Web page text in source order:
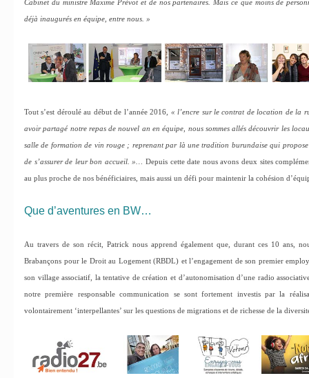
Cabinet du ministre Maxime Prévot et de nos partenaires. Mais ce que moins de
déjà inaugurés en équipe, entre nous. »
Tout s’est déroulé au début de l’année 2016, « l’encre sur le contrat de location de la
avoir partagé notre repas de nouvel an en équipe, nous sommes allés découvrir les
salle de formation de vin rouge ; reprenant par là une tradition burundaise qui
de s’assurer de leur bon accueil. »…Depuis cette date nous avons deux sites
au plus proche de nos bénéficiaires, mais aussi un défi pour maintenir la cohésion
Que d’aventures en BW…
Au travers de son récit, Patrick nous apprend également que, durant ces 10 ans,
Brabançons pour le Droit au Logement (RBDL) et l’engagement de son premier
son village associatif, la tentative de création et d’autonomisation d’une radio
notre première responsable communication se sont fortement investis par la
volontairement ‘interpellantes’ sur les questions de migrations et de richesse de la